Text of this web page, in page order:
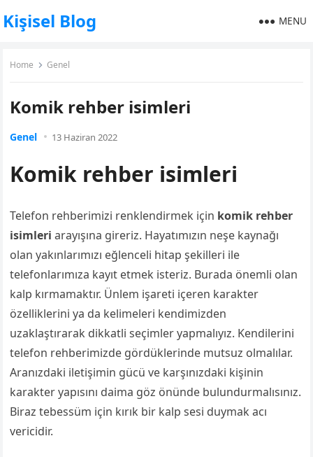
Kişisel Blog MENU
Home Genel
Komik rehber isimleri
Genel 13 Haziran 2022
Komik rehber isimleri
Telefon rehberimizi renklendirmek için komik rehber
isimleri arayışına gireriz. Hayatımızın neşe kaynağı
olan yakınlarımızı eğlenceli hitap şekilleri ile
telefonlarımıza kayıt etmek isteriz. Burada önemli olan
kalp kırmamaktır. Ünlem işareti içeren karakter
özelliklerini ya da kelimeleri kendimizden
uzaklaştırarak dikkatli seçimler yapmalıyız. Kendilerini
telefon rehberimizde gördüklerinde mutsuz olmalılar.
Aranızdaki iletişimin gücü ve karşınızdaki kişinin
karakter yapısını daima göz önünde bulundurmalısınız.
Biraz tebessüm için kırık bir kalp sesi duymak acı
vericidir.